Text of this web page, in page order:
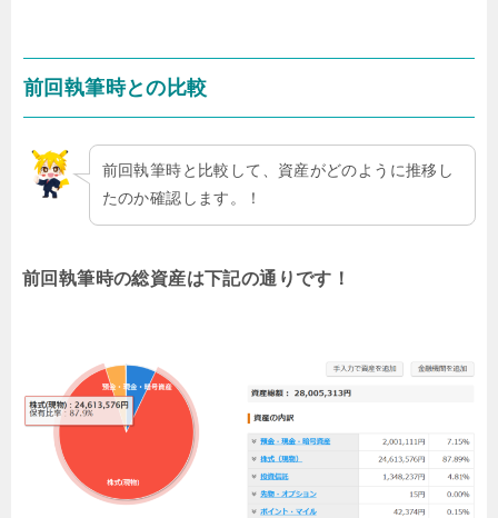
前回執筆時との比較
前回執筆時と比較して、資産がどのように推移し
たのか確認します。！
前回執筆時の総資産は下記の通りです！